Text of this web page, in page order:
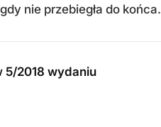
nie przebiegła do końca.
5/2018 wydaniu